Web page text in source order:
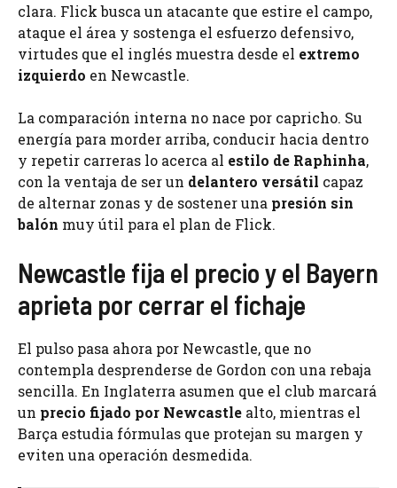
clara. Flick busca un atacante que estire el campo,
ataque el área y sostenga el esfuerzo defensivo,
virtudes que el inglés muestra desde el extremo
izquierdo en Newcastle.
La comparación interna no nace por capricho. Su
energía para morder arriba, conducir hacia dentro
y repetir carreras lo acerca al estilo de Raphinha,
con la ventaja de ser un delantero versátil capaz
de alternar zonas y de sostener una presión sin
balón muy útil para el plan de Flick.
Newcastle fija el precio y el Bayern
aprieta por cerrar el fichaje
El pulso pasa ahora por Newcastle, que no
contempla desprenderse de Gordon con una rebaja
sencilla. En Inglaterra asumen que el club marcará
un precio fijado por Newcastle alto, mientras el
Barça estudia fórmulas que protejan su margen y
eviten una operación desmedida.